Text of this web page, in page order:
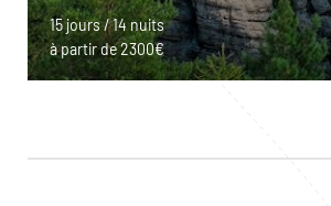
15 jours / 14 nuits
à partir de 2300€